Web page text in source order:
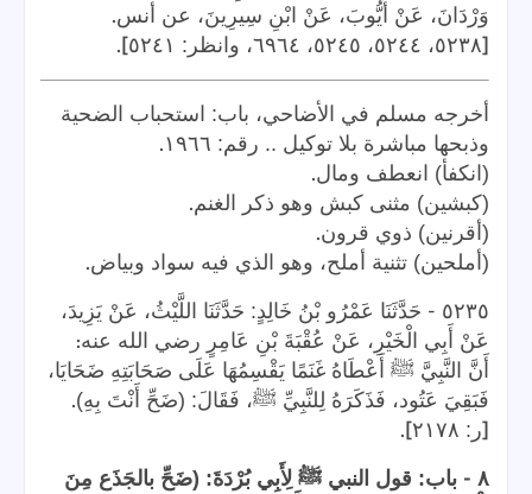
وَرْدَانَ، عَنْ أَيُّوبَ، عَنْ ابْنِ سِيرِينَ، عن أنس.
[٥٢٣٨، ٥٢٤٤، ٥٢٤٥، ٦٩٦٤، وانظر: ٥٢٤١ ].
أخرجه مسلم في الأضاحي، باب: استحباب الضحية
وذبحها مباشرة بلا توكيل .. رقم: ١٩٦٦
.
(انكفأ) انعطف ومال.
(كبشين) مثنى كبش وهو ذكر الغنم.
(أقرنين) ذوي قرون.
(أملحين) تثنية أملح، وهو الذي فيه سواد وبياض.
٥٢٣٥ - حَدَّثَنَا عَمْرُو بْنُ خَالِدٍ: حَدَّثَنَا اللَّيْثُ، عَنْ يَزِيدَ،
عَنْ أَبِي الْخَيْرِ، عَنْ عُقْبَةَ بْنِ عَامِرٍ رضي الله عنه:
أَنَّ النَّبِيَّ ﷺ أَعْطَاهُ غَنَمًا يَقْسِمُهَا عَلَى صَحَابَتِهِ ضَحَايَا،
فَبَقِيَ عَتُود، فَذَكَرَهُ لِلنَّبِيِّ ﷺ، فَقَالَ: (ضَحِّ أَنْتَ بِهِ).
[ر: ٢١٧٨ ].
٨ - باب: قول النبي ﷺ لِأَبِي بُرْدَةَ: (ضَحِّ بالجَذَع مِنَ